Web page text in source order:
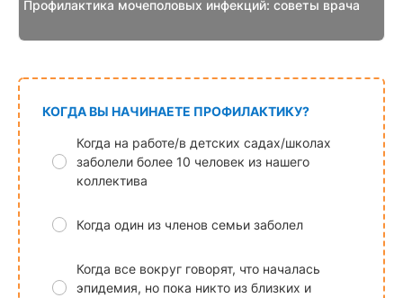
Профилактика мочеполовых инфекций: советы врача
КОГДА ВЫ НАЧИНАЕТЕ ПРОФИЛАКТИКУ?
Когда на работе/в детских садах/школах
заболели более 10 человек из нашего
коллектива
Когда один из членов семьи заболел
Когда все вокруг говорят, что началась
эпидемия, но пока никто из близких и